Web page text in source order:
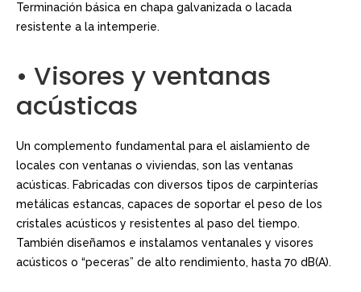
Terminación básica en chapa galvanizada o lacada
resistente a la intemperie.
• Visores y ventanas
acústicas
Un complemento fundamental para el aislamiento de
locales con ventanas o viviendas, son las ventanas
acústicas. Fabricadas con diversos tipos de carpinterías
metálicas estancas, capaces de soportar el peso de los
cristales acústicos y resistentes al paso del tiempo.
También diseñamos e instalamos ventanales y visores
acústicos o “peceras” de alto rendimiento, hasta 70 dB(A).